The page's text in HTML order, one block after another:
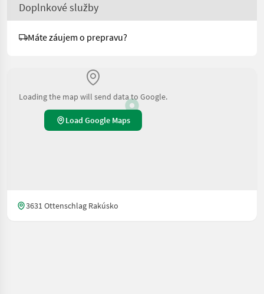
Doplnkové služby
Máte záujem o prepravu?
Loading the map will send data to Google.
Load Google Maps
3631 Ottenschlag Rakúsko